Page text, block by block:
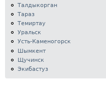
Талдыкорган
Тараз
Темиртау
Уральск
Усть-Каменогорск
Шымкент
Щучинск
Экибастуз